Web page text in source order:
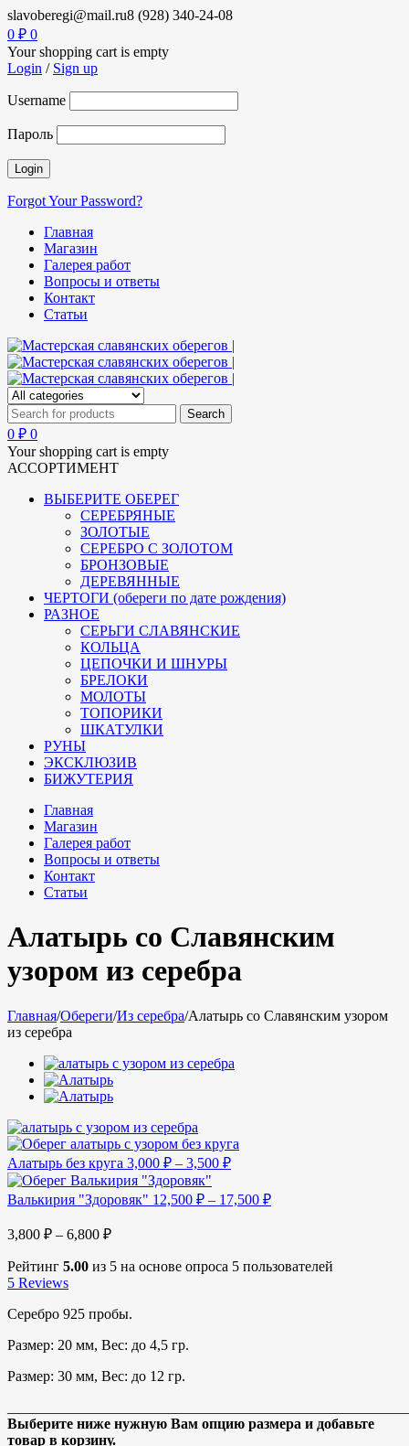
slavoberegi@mail.ru8 (928) 340-24-08
0 ₽ 0
Your shopping cart is empty
Login / Sign up
Username
Пароль
Forgot Your Password?
Главная
Магазин
Галерея работ
Вопросы и ответы
Контакт
Статьи
0 ₽ 0
Your shopping cart is empty
АССОРТИМЕНТ
ВЫБЕРИТЕ ОБЕРЕГ
СЕРЕБРЯНЫЕ
ЗОЛОТЫЕ
СЕРЕБРО С ЗОЛОТОМ
БРОНЗОВЫЕ
ДЕРЕВЯННЫЕ
ЧЕРТОГИ (обереги по дате рождения)
РАЗНОЕ
СЕРЬГИ СЛАВЯНСКИЕ
КОЛЬЦА
ЦЕПОЧКИ И ШНУРЫ
БРЕЛОКИ
МОЛОТЫ
ТОПОРИКИ
ШКАТУЛКИ
РУНЫ
ЭКСКЛЮЗИВ
БИЖУТЕРИЯ
Главная
Магазин
Галерея работ
Вопросы и ответы
Контакт
Статьи
Алатырь со Славянским
узором из серебра
Главная/Обереги/Из серебра/Алатырь со Славянским узором
из серебра
Алатырь без круга 3,000 ₽ – 3,500 ₽
Валькирия "Здоровяк" 12,500 ₽ – 17,500 ₽
3,800 ₽ – 6,800 ₽
Рейтинг 5.00 из 5 на основе опроса 5 пользователей
5 Reviews
Серебро 925 пробы.
Размер: 20 мм, Вес: до 4,5 гр.
Размер: 30 мм, Вес: до 12 гр.
Выберите ниже нужную Вам опцию размера и добавьте
товар в корзину.